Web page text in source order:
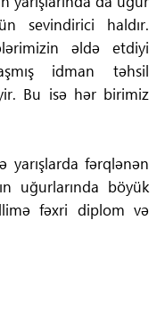
sevindirici haldır.
əldə etdiyi
idman təhsil
Bu isə hər birimiz
fərqlənən
uğurlarında böyük
fəxri diplom və